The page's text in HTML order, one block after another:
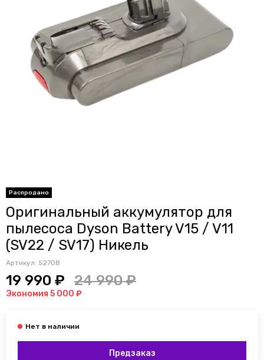
Распродано
Оригинальный аккумулятор для
пылесоса Dyson Battery V15 / V11
(SV22 / SV17) Никель
Артикул: 52708
19 990 ₽ 24 990 ₽
Экономия 5 000 ₽
Предзаказ